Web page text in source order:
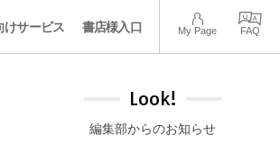
けサービス 書店様入口 My Page FAQ
Look!
編集部からのお知らせ